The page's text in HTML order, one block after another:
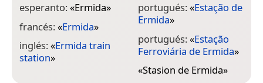
esperanto:«Ermida»
francés:«Ermida»
inglés:«Ermida train
station»
portugués:«Estação de
Ermida»
portugués:«Estação
Ferroviária de Ermida»
«Stasion de Ermida»